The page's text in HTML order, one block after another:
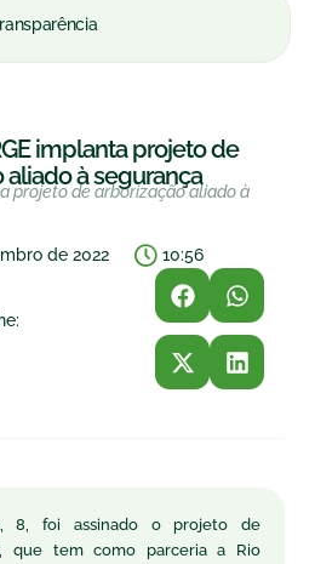
implanta projeto de
aliado à segurança
projeto de arborização aliado à
de 2022
10:56
8, foi assinado o projeto de
que tem como parceria a Rio